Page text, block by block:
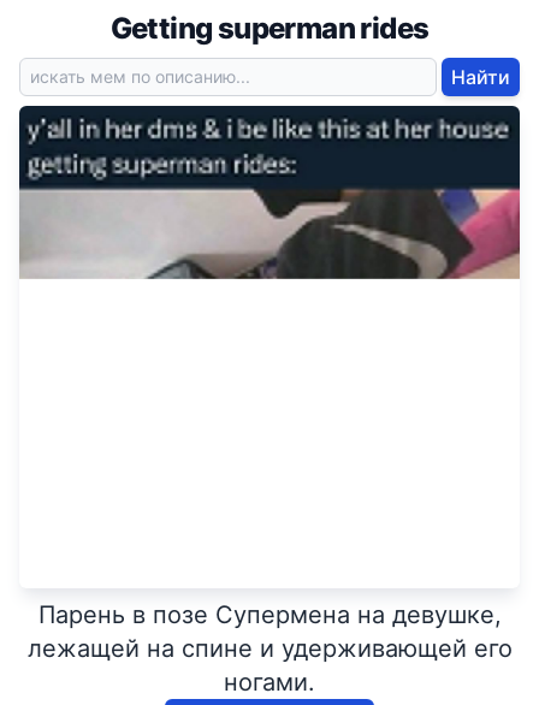
Getting superman rides
Найти
Парень в позе Супермена на девушке,
лежащей на спине и удерживающей его
ногами.